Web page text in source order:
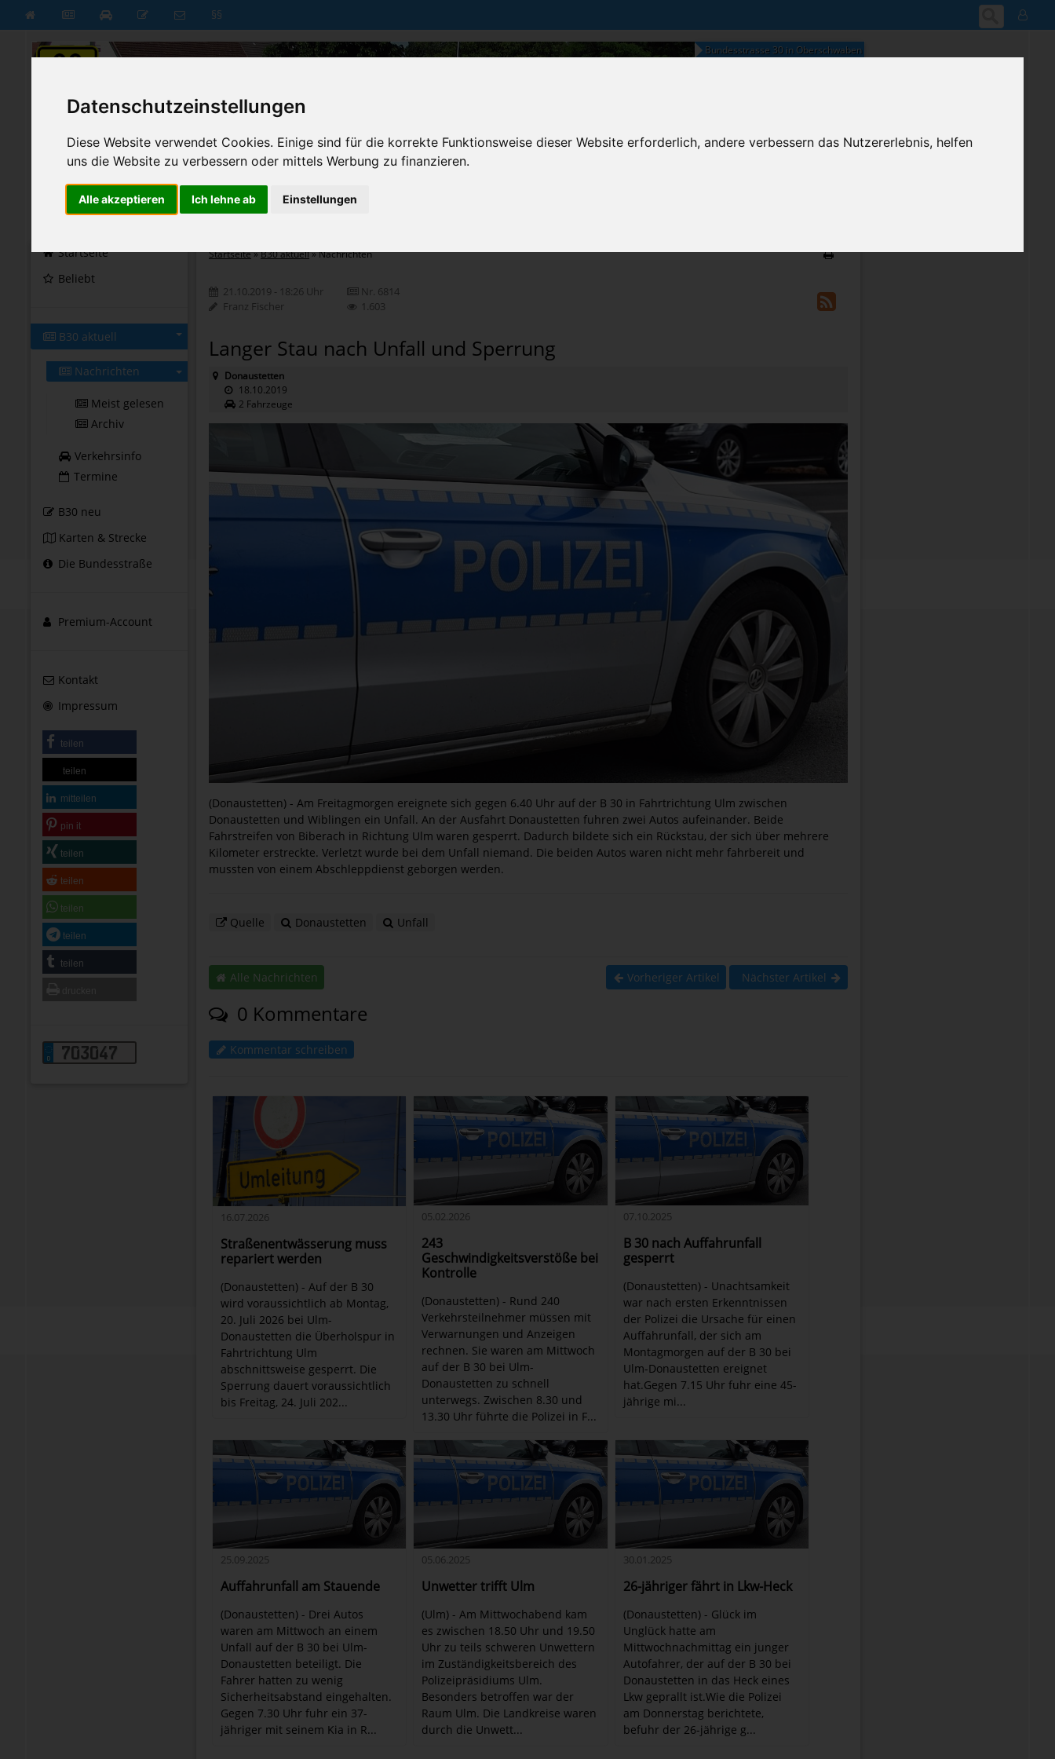
Datenschutzeinstellungen
Diese Website verwendet Cookies. Einige sind für die korrekte Funktionsweise dieser Website erforderlich, andere verbessern das Nutzererlebnis, helfen
uns die Website zu verbessern oder mittels Werbung zu finanzieren.
Alle akzeptieren Ich lehne ab Einstellungen
§§
Bundesstrasse 30 in Oberschwaben
B30 aktuell B30 neu
Startseite
Beliebt
B30 aktuell
Nachrichten
Meist gelesen
Archiv
Verkehrsinfo
Termine
B30 neu
Karten & Strecke
Die Bundesstraße
Premium-Account
Kontakt
Impressum
teilen
teilen
mitteilen
pin it
teilen
teilen
teilen
teilen
teilen
703047
Startseite»B30 aktuell»Nachrichten
21.10.2019 - 18:26 Uhr
Franz Fischer
Nr. 6814
1.603
Langer Stau nach Unfall und Sperrung
Donaustetten
18.10.2019
2 Fahrzeuge
(Donaustetten) - Am Freitagmorgen ereignete sich gegen 6.40 Uhr auf der B 30 in Fahrtrichtung Ulm zwischen
Donaustetten und Wiblingen ein Unfall. An der Ausfahrt Donaustetten fuhren zwei Autos aufeinander. Beide
Fahrstreifen von Biberach in Richtung Ulm waren gesperrt. Dadurch bildete sich ein Rückstau, der sich über mehrere
Kilometer erstreckte. Verletzt wurde bei dem Unfall niemand. Die beiden Autos waren nicht mehr fahrbereit und
mussten von einem Abschleppdienst geborgen werden.
Quelle Donaustetten Unfall
Alle Nachrichten Vorheriger Artikel Nächster Artikel
0 Kommentare
Kommentar schreiben
16.07.2026
Straßenentwässerung muss
repariert werden
(Donaustetten) - Auf der B 30
wird voraussichtlich ab Montag,
20. Juli 2026 bei Ulm-
Donaustetten die Überholspur in
Fahrtrichtung Ulm
abschnittsweise gesperrt. Die
Sperrung dauert voraussichtlich
bis Freitag, 24. Juli 202...
05.02.2026
243
Geschwindigkeitsverstöße bei
Kontrolle
(Donaustetten) - Rund 240
Verkehrsteilnehmer müssen mit
Verwarnungen und Anzeigen
rechnen. Sie waren am Mittwoch
auf der B 30 bei Ulm-
Donaustetten zu schnell
unterwegs. Zwischen 8.30 und
13.30 Uhr führte die Polizei in F...
07.10.2025
B 30 nach Auffahrunfall
gesperrt
(Donaustetten) - Unachtsamkeit
war nach ersten Erkenntnissen
der Polizei die Ursache für einen
Auffahrunfall, der sich am
Montagmorgen auf der B 30 bei
Ulm-Donaustetten ereignet
hat.Gegen 7.15 Uhr fuhr eine 45-
jährige mi...
25.09.2025
Auffahrunfall am Stauende
(Donaustetten) - Drei Autos
waren am Mittwoch an einem
Unfall auf der B 30 bei Ulm-
Donaustetten beteiligt. Die
Fahrer hatten zu wenig
Sicherheitsabstand eingehalten.
Gegen 7.30 Uhr fuhr ein 37-
jähriger mit seinem Kia in R...
05.06.2025
Unwetter trifft Ulm
(Ulm) - Am Mittwochabend kam
es zwischen 18.50 Uhr und 19.50
Uhr zu teils schweren Unwettern
im Zuständigkeitsbereich des
Polizeipräsidiums Ulm.
Besonders betroffen war der
Raum Ulm. Die Landkreise waren
durch die Unwett...
30.01.2025
26-jähriger fährt in Lkw-Heck
(Donaustetten) - Glück im
Unglück hatte am
Mittwochnachmittag ein junger
Autofahrer, der auf der B 30 bei
Donaustetten in das Heck eines
Lkw geprallt ist.Wie die Polizei
am Donnerstag berichtete,
befuhr der 26-jährige g...